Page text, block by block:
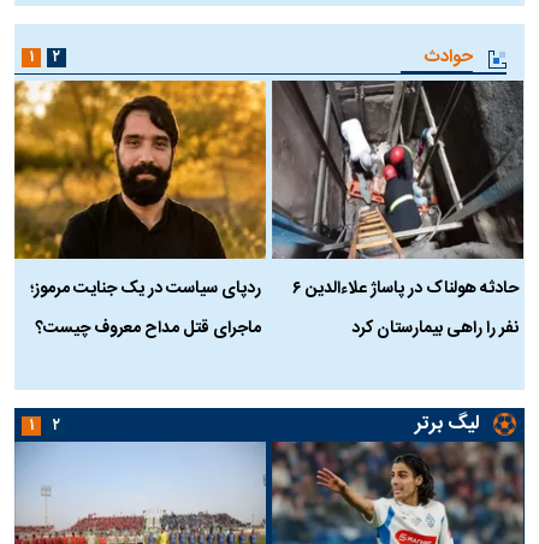
حوادث
حادثه هولناک در پاساژ علاءالدین ۶
نفر را راهی بیمارستان کرد
ردپای سیاست در یک جنایت مرموز؛
ماجرای قتل مداح معروف چیست؟
۱ ۲
لیگ برتر ۱ ۲